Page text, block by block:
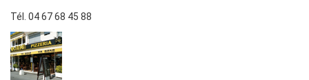
Tél. 04 67 68 45 88